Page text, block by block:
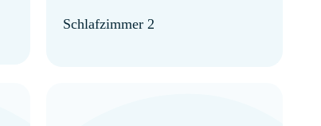
Schlafzimmer 2